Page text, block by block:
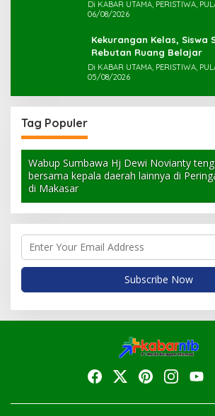
Di KABAR UTAMA, PERISTIWA,
06/08/2026
Kekurangan Kelas, Siswa
Rebutan Ruang Belajar
Di KABAR UTAMA, PERISTIWA,
05/08/2026
Tag Populer
Wabup Sumbawa Hj Dewi Novianty
bersama kepala daerah lainnya di
di Makasar